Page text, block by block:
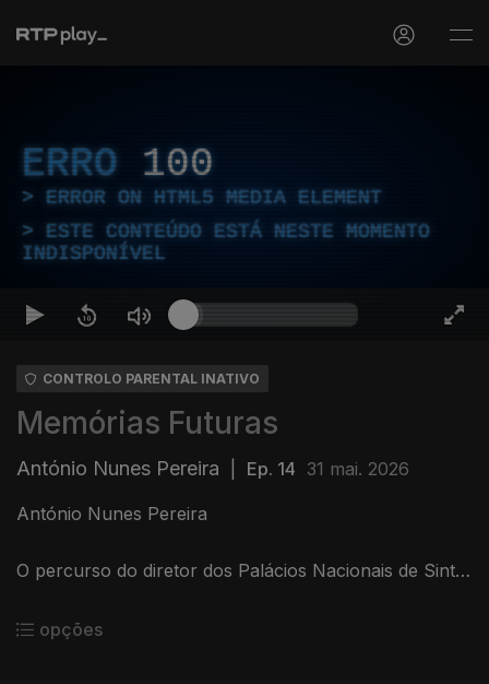
ERRO 100
ERROR ON HTML5 MEDIA ELEMENT
ESTE CONTEÚDO ESTÁ NESTE MOMENTO
INDISPONÍVEL
CONTROLO PARENTAL INATIVO
Memórias Futuras
António Nunes Pereira Ep. 14 31 mai. 2026
António Nunes Pereira
O percurso do diretor dos Palácios Nacionais de Sintra
histórias do Palácio Nacional de Queluz, 200 anos
opções